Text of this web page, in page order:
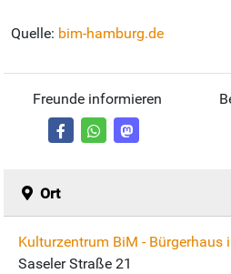
Quelle: bim-hamburg.de
Freunde informieren
Ort
Kulturzentrum BiM - Bürgerhaus
Saseler Straße 21